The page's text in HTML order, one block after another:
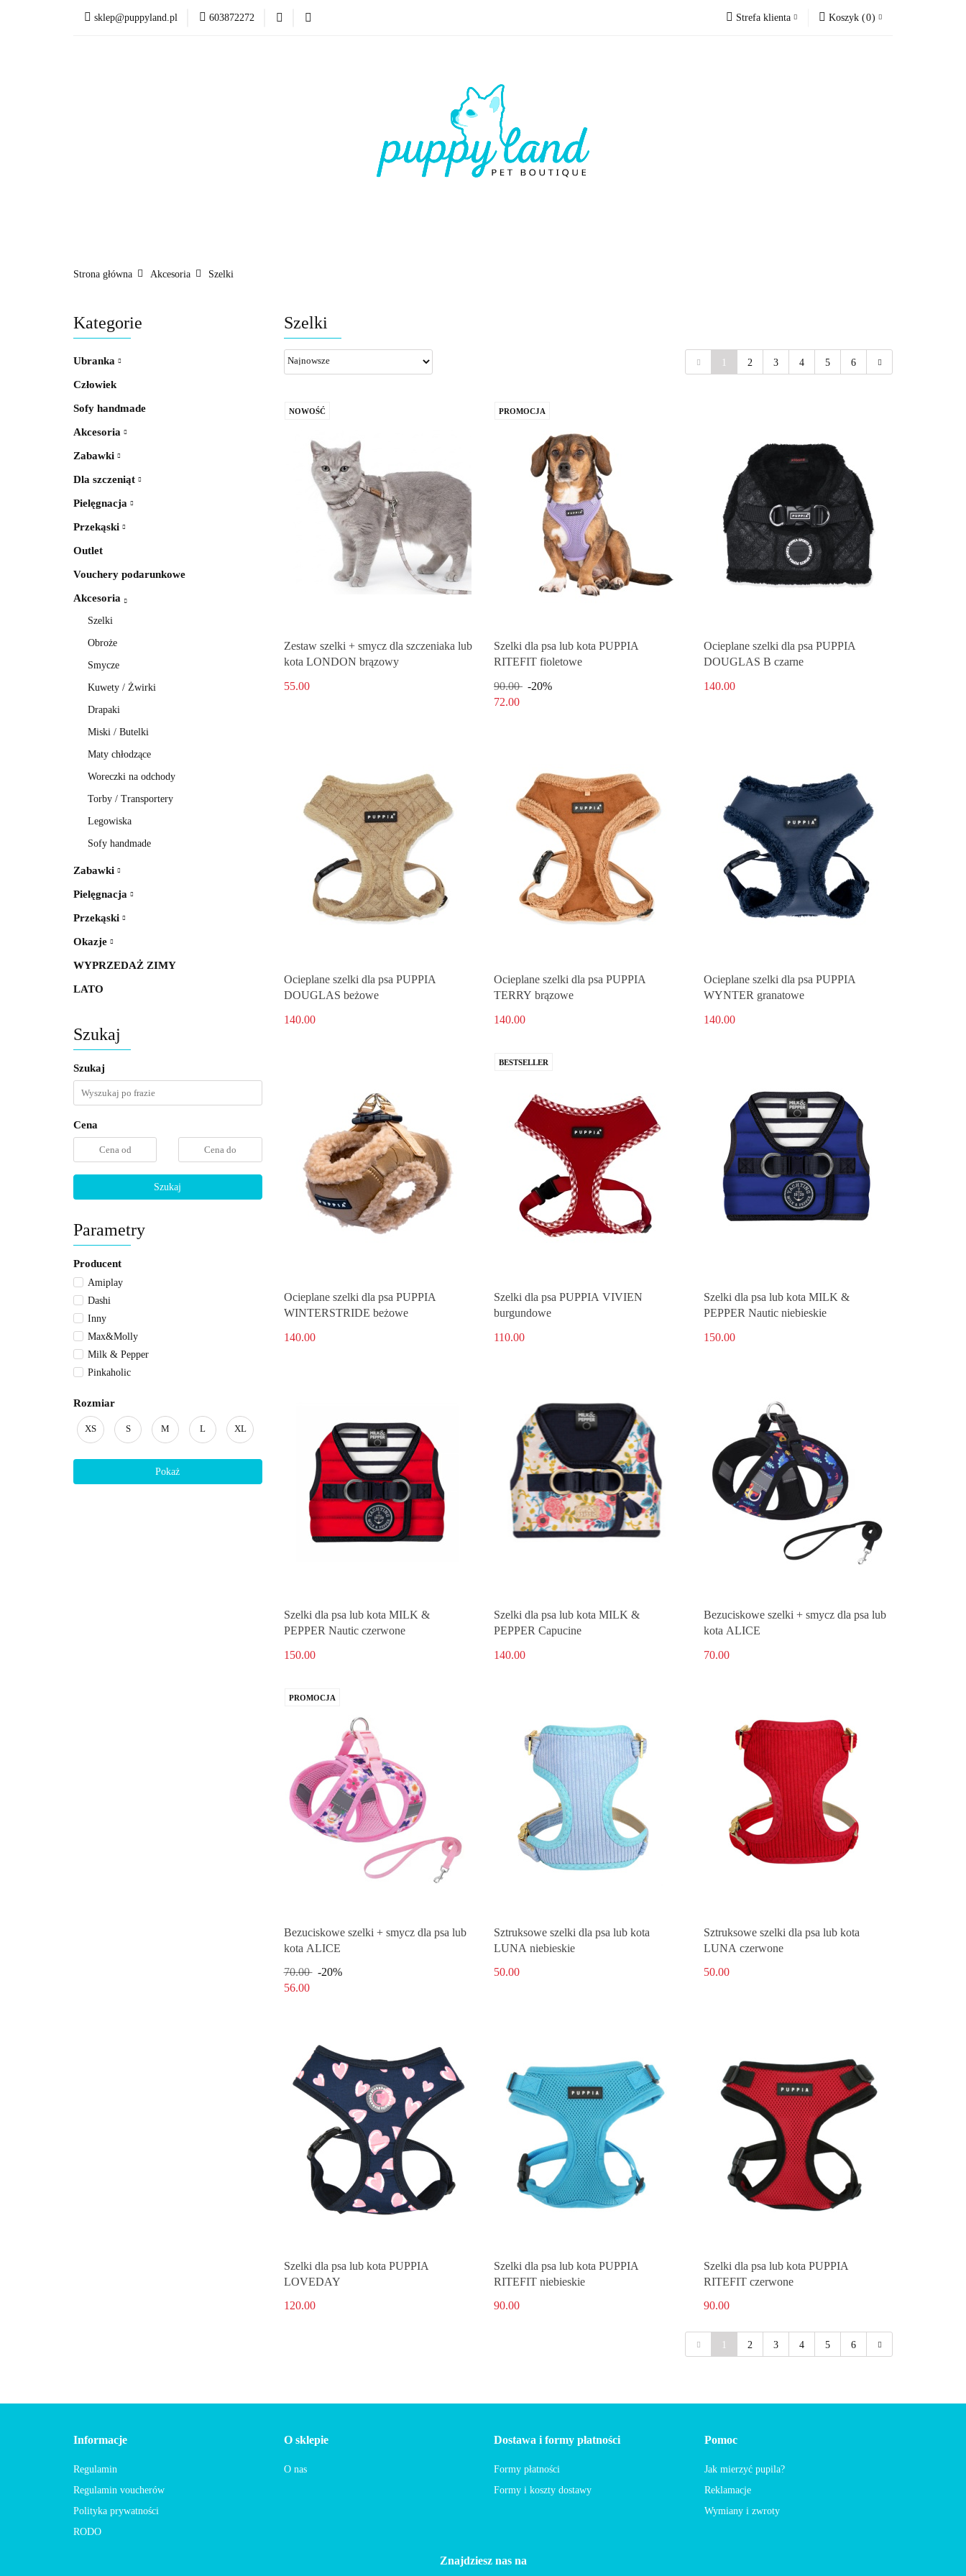
sklep@puppyland.pl 603872272 Strefa klienta Koszyk (0)
PROMOCJE/OUTLET 🏷️
Strona główna Akcesoria Szelki
Kategorie
Ubranka
Człowiek
Sofy handmade
Akcesoria
Zabawki
Dla szczeniąt
Pielęgnacja
Przekąski
Outlet
Vouchery podarunkowe
Akcesoria
Szelki
Obroże
Smycze
Kuwety / Żwirki
Drapaki
Miski / Butelki
Maty chłodzące
Woreczki na odchody
Torby / Transportery
Legowiska
Sofy handmade
Zabawki
Pielęgnacja
Przekąski
Okazje
WYPRZEDAŻ ZIMY
LATO
Szukaj
Szukaj
Cena
Szukaj
Parametry
Producent
Amiplay
Dashi
Inny
Max&Molly
Milk & Pepper
Pinkaholic
Puppia
Rozmiar
XS S M L XL
Pokaż
Szelki
2 3 4 5 6
NOWOŚĆ
Zestaw szelki + smycz dla szczeniaka lub
kota LONDON brązowy
55.00
PROMOCJA
Szelki dla psa lub kota PUPPIA
RITEFIT fioletowe
90.00
-20%
72.00
Ocieplane szelki dla psa PUPPIA
DOUGLAS B czarne
140.00
Ocieplane szelki dla psa PUPPIA
DOUGLAS beżowe
140.00
Ocieplane szelki dla psa PUPPIA
TERRY brązowe
140.00
Ocieplane szelki dla psa PUPPIA
WYNTER granatowe
140.00
Ocieplane szelki dla psa PUPPIA
WINTERSTRIDE beżowe
140.00
BESTSELLER
Szelki dla psa PUPPIA VIVIEN
burgundowe
110.00
Szelki dla psa lub kota MILK &
PEPPER Nautic niebieskie
150.00
Szelki dla psa lub kota MILK &
PEPPER Nautic czerwone
150.00
Szelki dla psa lub kota MILK &
PEPPER Capucine
140.00
Bezuciskowe szelki + smycz dla psa lub
kota ALICE
70.00
PROMOCJA
Bezuciskowe szelki + smycz dla psa lub
kota ALICE
70.00
-20%
56.00
Sztruksowe szelki dla psa lub kota
LUNA niebieskie
50.00
Sztruksowe szelki dla psa lub kota
LUNA czerwone
50.00
Szelki dla psa lub kota PUPPIA
LOVEDAY
120.00
Szelki dla psa lub kota PUPPIA
RITEFIT niebieskie
90.00
Szelki dla psa lub kota PUPPIA
RITEFIT czerwone
90.00
2 3 4 5 6
Informacje
Regulamin
Regulamin voucherów
Polityka prywatności
RODO
O sklepie
O nas
Dostawa i formy płatności
Formy płatności
Formy i koszty dostawy
Pomoc
Jak mierzyć pupila?
Reklamacje
Wymiany i zwroty
Znajdziesz nas na